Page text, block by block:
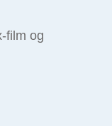
film og